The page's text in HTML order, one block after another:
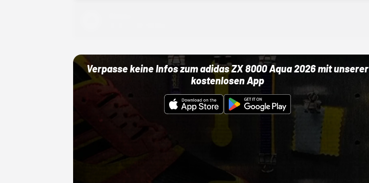
Verpasse keine Infos zum adidas ZX 8000 Aqua 2026 mit unserer
kostenlosen App